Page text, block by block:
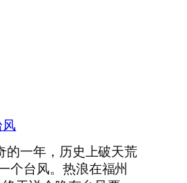
风
的一年，历史上破天荒
个台风。热浪在福州